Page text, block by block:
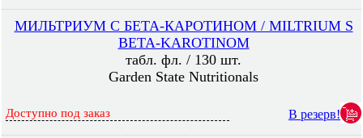
МИЛЬТРИУМ С БЕТА-КАРОТИНОМ / MILTRIUM S
BETA-KAROTINOM
табл. фл. / 130 шт.
Garden State Nutritionals
Доступно под заказ В резерв!